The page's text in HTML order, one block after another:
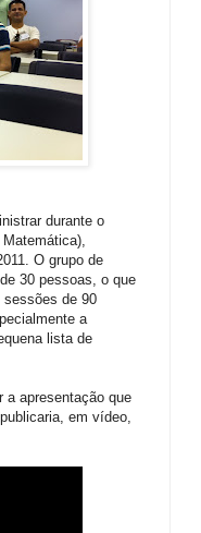
durante o
O grupo de
30 pessoas, o que
sessões de 90
a
lista de
a apresentação que
em vídeo,